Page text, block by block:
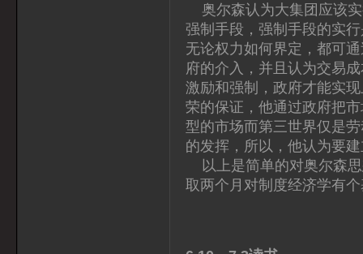
奥尔森认为大集团应该实
强制手段，强制手段的实
无论权力如何界定，都可
府的介入，并且认为交易
激励和强制，政府才能实
荣的保证，他通过政府把
型的市场而第三世界仅是
的发挥，所以，他认为要
以上是简单的对奥尔森思
取两个月对制度经济学有